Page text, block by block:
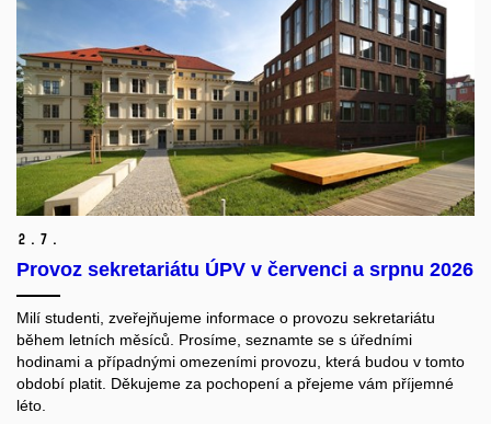
2. 7.
Provoz sekretariátu ÚPV v červenci a srpnu 2026
Milí studenti, zveřejňujeme informace o provozu sekretariátu
během letních měsíců. Prosíme, seznamte se s úředními
hodinami a případnými omezeními provozu, která budou v tomto
období platit. Děkujeme za pochopení a přejeme vám příjemné
léto.